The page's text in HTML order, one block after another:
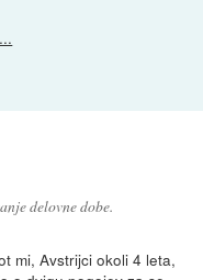
delovne dobe.
mi, Avstrijci okoli 4 leta,